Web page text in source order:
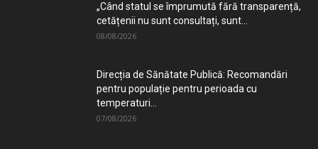
„Când statul se împrumută fără transparență,
cetățenii nu sunt consultați, sunt...
08/08/2026
Direcția de Sănătate Publică: Recomandări
pentru populație pentru perioada cu
temperaturi...
07/08/2026